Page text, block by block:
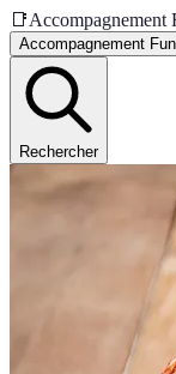
📑Accompagnement
Accompagnement
Rechercher